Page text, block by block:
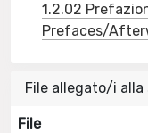
1.2.02
Prefaces/
File allegato/i alla
File